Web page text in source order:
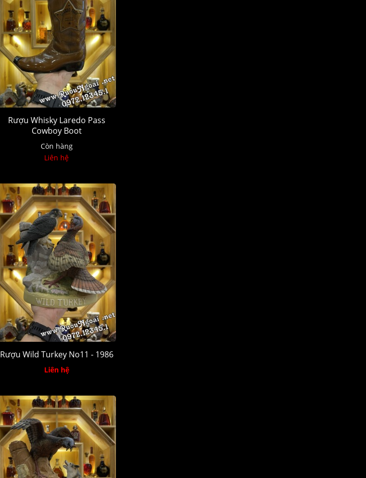
Rượu Whisky Laredo Pass
Cowboy Boot
Còn hàng
Liên hệ
Rượu Wild Turkey No11 - 1986
Liên hệ